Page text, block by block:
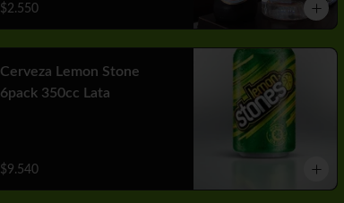
$2.550
Cerveza Lemon Stone
6pack 350cc Lata
$9.540